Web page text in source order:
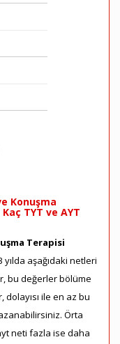
Konuşma
TYT ve AYT
Terapisi
aşağıdaki netleri
bu değerler bölüme
ile en az bu
Örta
neti fazla ise daha